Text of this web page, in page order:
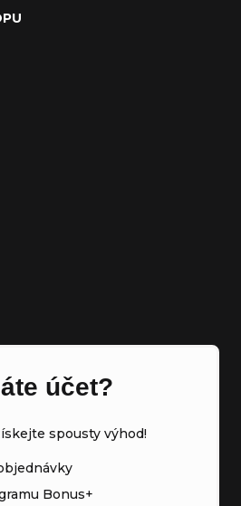
účet?
spousty výhod!
Bonus+